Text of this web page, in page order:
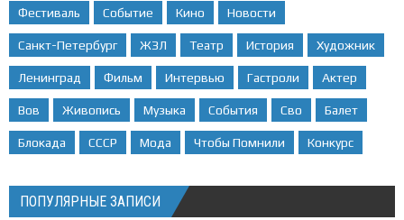
Фестиваль Событие Кино Новости
Санкт-Петербург ЖЗЛ Театр История Художник
Ленинград Фильм Интервью Гастроли Актер
Вов Живопись Музыка События Сво Балет
Блокада СССР Мода Чтобы Помнили Конкурс
ПОПУЛЯРНЫЕ ЗАПИСИ